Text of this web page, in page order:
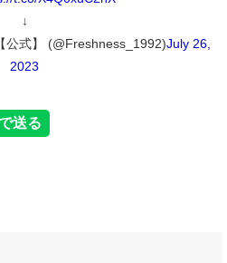
↓
式】 (@Freshness_1992)July 26,
2023